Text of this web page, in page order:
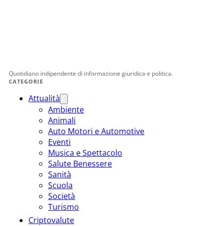
Quotidiano indipendente di informazione giuridica e politica.
CATEGORIE
Attualità
Ambiente
Animali
Auto Motori e Automotive
Eventi
Musica e Spettacolo
Salute Benessere
Sanità
Scuola
Società
Turismo
Criptovalute